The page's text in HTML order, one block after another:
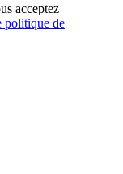
acceptez
politique de